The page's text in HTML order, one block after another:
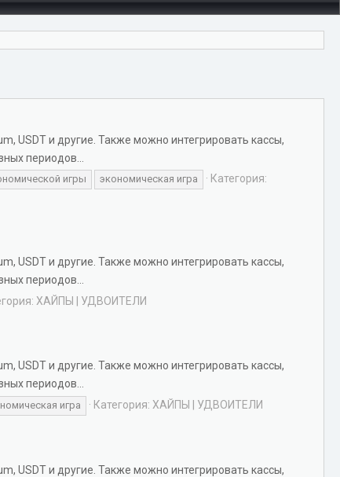
USDT и другие. Также можно интегрировать кассы,
периодов...
игры экономическая игра
Категория:
USDT и другие. Также можно интегрировать кассы,
периодов...
ХАЙПЫ | УДВОИТЕЛИ
USDT и другие. Также можно интегрировать кассы,
периодов...
игра Категория: ХАЙПЫ | УДВОИТЕЛИ
USDT и другие. Также можно интегрировать кассы,